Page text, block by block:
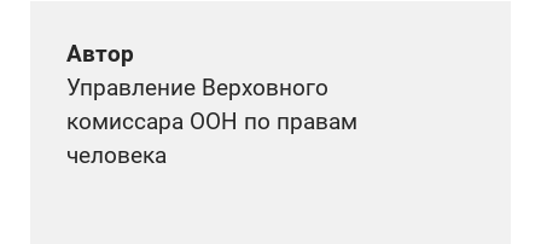
Автор
Управление Верховного
комиссара ООН по правам
человека